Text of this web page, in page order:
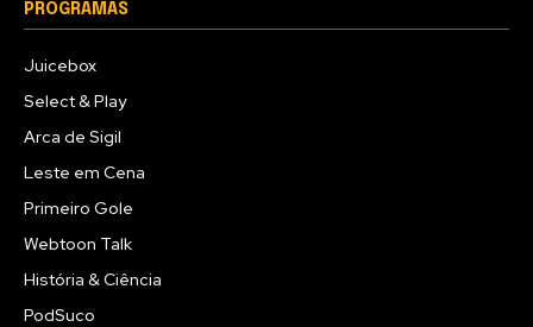
PROGRAMAS
Juicebox
Select & Play
Arca de Sigil
Leste em Cena
Primeiro Gole
Webtoon Talk
História & Ciência
PodSuco